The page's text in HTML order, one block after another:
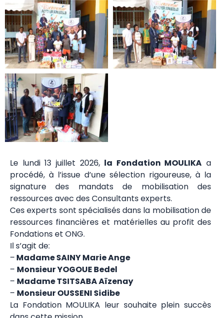
Le lundi 13 juillet 2026, la Fondation MOULIKA a
procédé, à l’issue d’une sélection rigoureuse, à la
signature des mandats de mobilisation des
ressources avec des Consultants experts.
Ces experts sont spécialisés dans la mobilisation de
ressources financières et matérielles au profit des
Fondations et ONG.
Il s’agit de:
– Madame SAINY Marie Ange
– Monsieur YOGOUE Bedel
– Madame TSITSABA Aïzenay
– Monsieur OUSSENI Sidibe
La Fondation MOULIKA leur souhaite plein succès